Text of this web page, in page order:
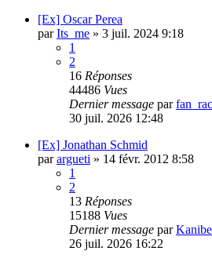
[Ex] Oscar Perea
parIts_me » 3 juil. 2024 9:18
1
2
16 Réponses
44486 Vues
Dernier message par
30 juil. 2026 12:48
[Ex] Jonathan Schmid
parargueti » 14 févr. 2012 8:58
1
2
13 Réponses
15188 Vues
Dernier message par
26 juil. 2026 16:22